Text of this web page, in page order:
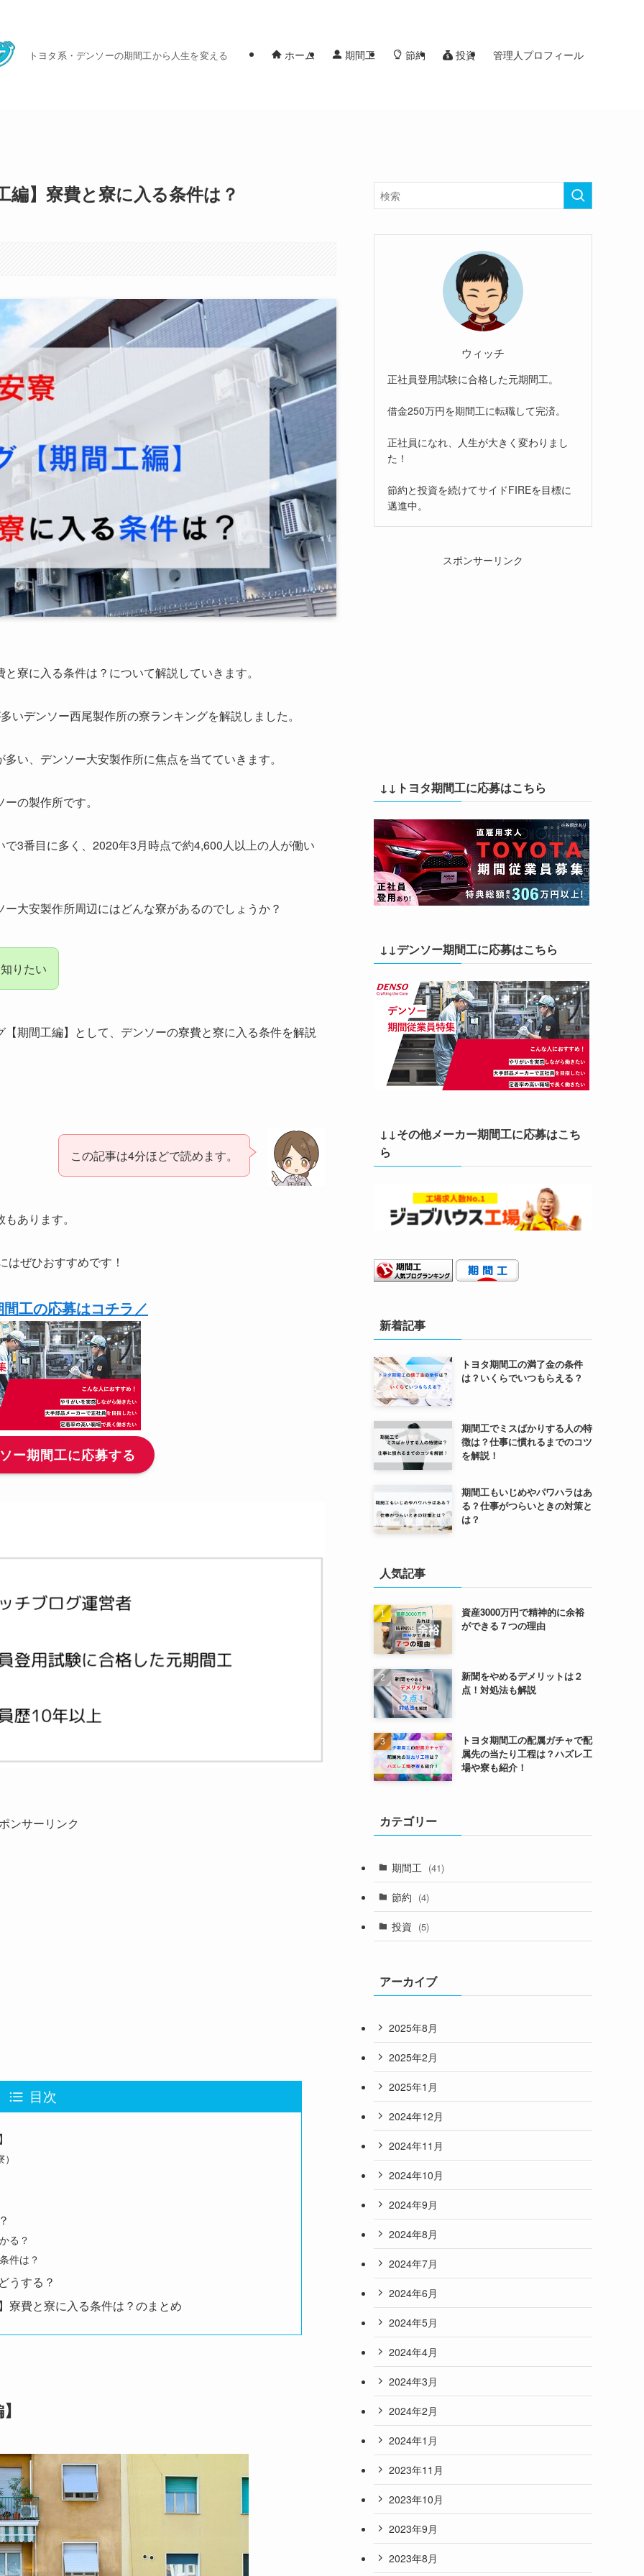
トヨタ系・デンソーの期間工から人生を変える ホーム 期間工 節約 投資 管理人プロフィール
】寮費と寮に入る条件は？
寮に入る条件は？について解説していきます。
デンソー西尾製作所の寮ランキングを解説しました。
い、デンソー大安製作所に焦点を当てていきます。
の製作所です。
3番目に多く、2020年3月時点で約4,600人以上の人が働い
大安製作所周辺にはどんな寮があるのでしょうか？
りたい
期間工編】として、デンソーの寮費と寮に入る条件を解説
この記事は4分ほどで読めます。
あります。
ぜひおすすめです！
工の応募はコチラ／
ー期間工に応募する
ンサーリンク
目次
る？
件は？
うする？
寮費と寮に入る条件は？のまとめ
ウィッチ
正社員登用試験に合格した元期間工。
借金250万円を期間工に転職して完済。
正社員になれ、人生が大きく変わりまし
た！
節約と投資を続けてサイドFIREを目標に
邁進中。
スポンサーリンク
↓↓トヨタ期間工に応募はこちら
↓↓デンソー期間工に応募はこちら
↓↓その他メーカー期間工に応募はこち
ら
新着記事
トヨタ期間工の満了金の条件
は？いくらでいつもらえる？
期間工でミスばかりする人の特
徴は？仕事に慣れるまでのコツ
を解説！
期間工もいじめやパワハラはあ
る？仕事がつらいときの対策と
は？
人気記事
資産3000万円で精神的に余裕
ができる７つの理由
新聞をやめるデメリットは２
点！対処法も解説
トヨタ期間工の配属ガチャで配
属先の当たり工程は？ハズレ工
場や寮も紹介！
カテゴリー
期間工 (41)
節約 (4)
投資 (5)
アーカイブ
2025年8月
2025年2月
2025年1月
2024年12月
2024年11月
2024年10月
2024年9月
2024年8月
2024年7月
2024年6月
2024年5月
2024年4月
2024年3月
2024年2月
2024年1月
2023年11月
2023年10月
2023年9月
2023年8月